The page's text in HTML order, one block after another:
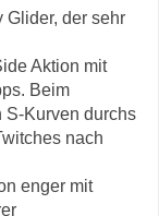
Glider, der sehr
Aktion mit
Beim
S-Kurven durchs
nach
enger mit